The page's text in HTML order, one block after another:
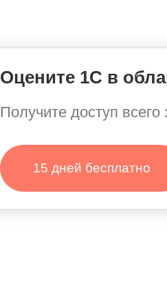
Оцените 1С в
Получите доступ всего
15 дней бесплатно